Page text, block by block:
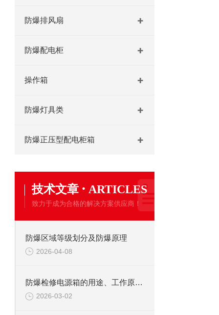
防爆排风扇
防爆配电柜
操作箱
防爆灯具类
防爆正压型配电柜箱
技术文章 · ARTICLES
致力于成为合格的解决方案供应商！
防爆区域等级划分及防爆原理
2026-04-08
防爆检修电源箱的用途、工作原理与使用注意事项
2026-03-02